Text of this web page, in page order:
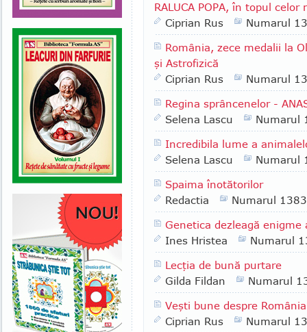
RALUCA POPA, în topul
Ciprian Rus
Numarul
România, zece medalii la
şi Astrofizică
Ciprian Rus
Numarul
Regina sprâncenelor -
Selena Lascu
Numarul
Incredibila lume a
Selena Lascu
Numarul
Spaima înotătorilor
Redactia
Numarul 1383
Genetica dezleagă enigme
Ines Hristea
Numarul
Lecţia de bună purtare
Gilda Fildan
Numarul
Veşti bune despre România
Ciprian Rus
Numarul